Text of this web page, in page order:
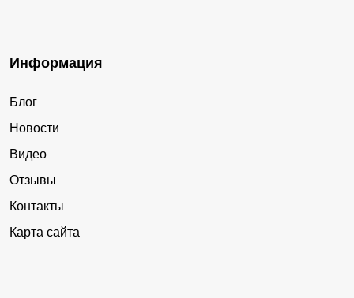
Информация
Блог
Новости
Видео
Отзывы
Контакты
Карта сайта